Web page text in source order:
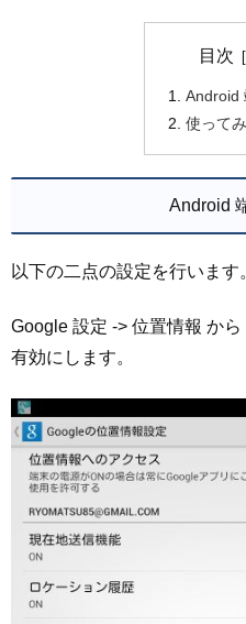
目次
Android
使って
Android
以下の二点の設定を行います
Google 設定 -> 位置情報 か
有効にします。